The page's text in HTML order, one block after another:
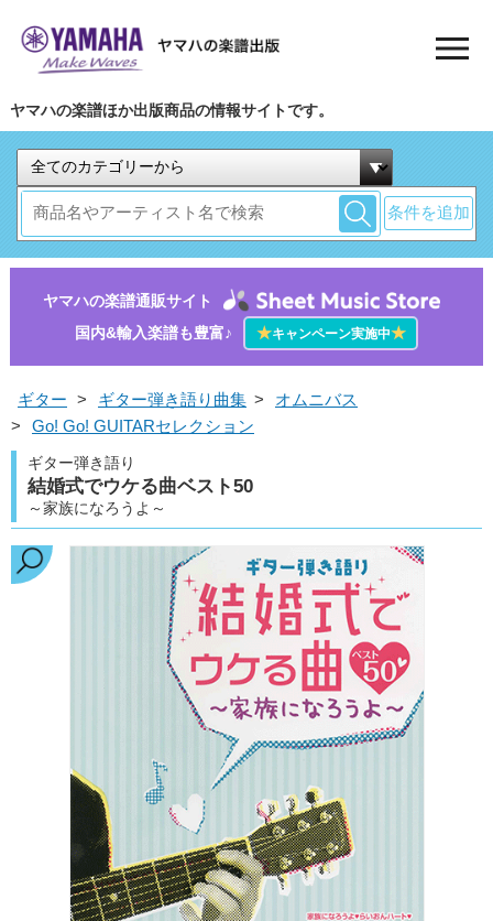
ヤマハの楽譜ほか出版商品の情報サイトです。
条件を追加
ヤマハの楽譜通販サイト
国内&輸入楽譜も豊富♪
★キャンペーン実施中★
ギター > ギター弾き語り曲集 >
オムニバス
>
Go! Go! GUITARセレクション
ギター弾き語り
結婚式でウケる曲ベスト50
～家族になろうよ～